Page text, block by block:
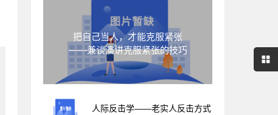
把自己当人，才能克服紧张
——兼谈演讲克服紧张的技巧
人际反击学——老实人反击方式